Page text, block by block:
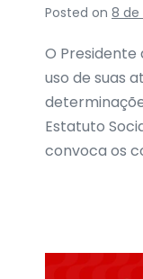
Posted on 8 de
O Presidente
uso de suas
Estatuto
convoca os